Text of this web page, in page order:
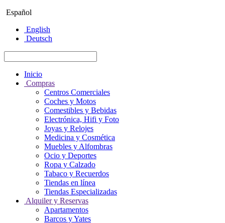
Español
English
Deutsch
Inicio
Compras
Centros Comerciales
Coches y Motos
Comestibles y Bebidas
Electrónica, Hifi y Foto
Joyas y Relojes
Medicina y Cosmética
Muebles y Alfombras
Ocio y Deportes
Ropa y Calzado
Tabaco y Recuerdos
Tiendas en línea
Tiendas Especializadas
Alquiler y Reservas
Apartamentos
Barcos y Yates